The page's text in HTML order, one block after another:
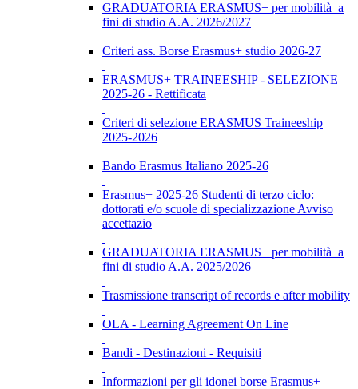
GRADUATORIA ERASMUS+ per mobilità a
fini di studio A.A. 2026/2027
Criteri ass. Borse Erasmus+ studio 2026-27
ERASMUS+ TRAINEESHIP - SELEZIONE
2025-26 - Rettificata
Criteri di selezione ERASMUS Traineeship
2025-2026
Bando Erasmus Italiano 2025-26
Erasmus+ 2025-26 Studenti di terzo ciclo:
dottorati e/o scuole di specializzazione Avviso
accettazio
GRADUATORIA ERASMUS+ per mobilità a
fini di studio A.A. 2025/2026
Trasmissione transcript of records e after mobility
OLA - Learning Agreement On Line
Bandi - Destinazioni - Requisiti
Informazioni per gli idonei borse Erasmus+